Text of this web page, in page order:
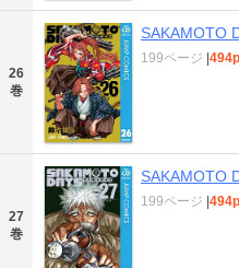
26
巻
SAKAMOTO
199ページ
27
巻
SAKAMOTO
199ページ